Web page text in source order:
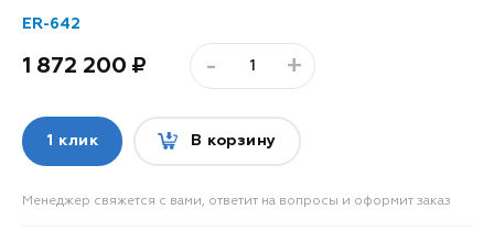
ER-642
1 872 200 - +
1 клик В корзину
Менеджер свяжется с вами, ответит на вопросы и оформит заказ